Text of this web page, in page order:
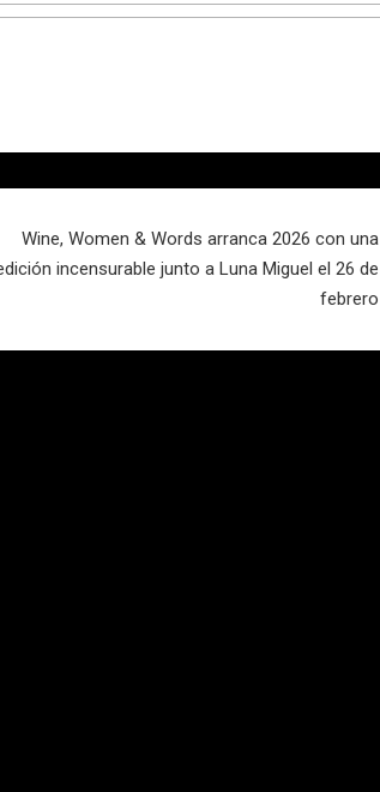
Wine, Women & Words arranca 2026 con una
incensurable junto a Luna Miguel el 26 de
febrero